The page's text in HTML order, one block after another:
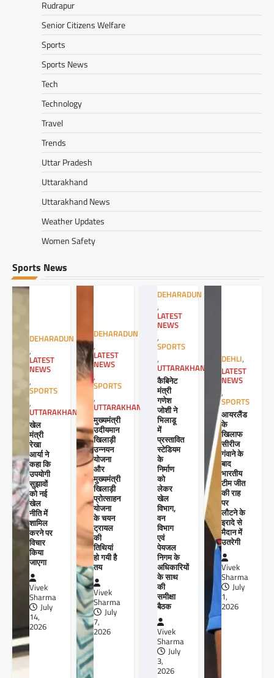
Rudrapur
Senior Citizens Welfare
Sports
Sports News
Tech
Technology
Travel
Trends
Uttar Pradesh
Uttarakhand
Uttarakhand News
Weather Updates
Women Safety
Sports News
DEHARADUN
,
LATEST
NEWS
,
SPORTS
,
UTTARAKHAND
खेल
मंत्री
रेखा
आर्या ने
कहा कि
उपयोगी
सुझावों
को नई
खेल
नीति में
शामिल
करने पर
विचार
किया
जाएगा
Vivek
Sharma
July
14,
2026
DEHARADUN
,
LATEST
NEWS
,
SPORTS
,
UTTARAKHAND
मुख्यमंत्री
उदीयमान
खिलाड़ी
उन्नयन
योजना
और
मुख्यमंत्री
खिलाड़ी
प्रोत्साहन
योजना
के चयन
ट्रायल
की
तिथियां
हो गयी है
तय
Vivek
Sharma
July
7,
2026
DEHARADUN
,
LATEST
NEWS
,
SPORTS
,
UTTARAKHAND
कैबिनेट
मंत्री
गणेश
जोशी ने
भिलाडू
में
प्रस्तावित
स्टेडियम
के
निर्माण
को
लेकर
खेल
विभाग,
वन
विभाग
एवं
पेयजल
निगम के
अधिकारियों
के साथ
की
समीक्षा
बैठक
Vivek
Sharma
July
3,
2026
DEHLI,
LATEST
NEWS
,
SPORTS
आयरलैंड
के
खिलाफ
सीरीज
गंवाने के
बाद
भारतीय
टीम जीत
की राह
पर
लौटने के
इरादे से
मैदान में
उतरेगी
Vivek
Sharma
July
1,
2026